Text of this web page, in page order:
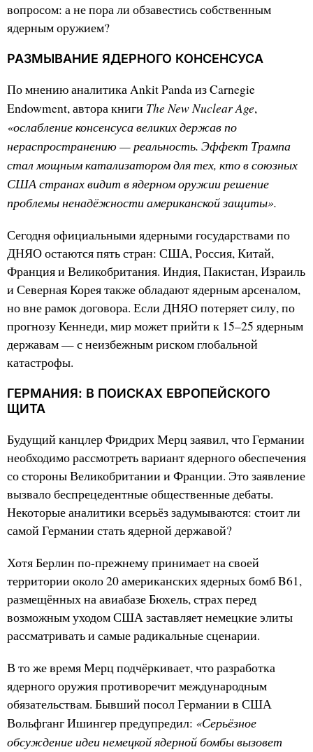
вопросом: а не пора ли обзавестись собственным
ядерным оружием?
РАЗМЫВАНИЕ ЯДЕРНОГО КОНСЕНСУСА
По мнению аналитика Ankit Panda из Carnegie
Endowment, автора книги The New Nuclear Age,
«ослабление консенсуса великих держав по
нераспространению — реальность. Эффект Трампа
стал мощным катализатором для тех, кто в союзных
США странах видит в ядерном оружии решение
проблемы ненадёжности американской защиты».
Сегодня официальными ядерными государствами по
ДНЯО остаются пять стран: США, Россия, Китай,
Франция и Великобритания. Индия, Пакистан, Израиль
и Северная Корея также обладают ядерным арсеналом,
но вне рамок договора. Если ДНЯО потеряет силу, по
прогнозу Кеннеди, мир может прийти к 15–25 ядерным
державам — с неизбежным риском глобальной
катастрофы.
ГЕРМАНИЯ: В ПОИСКАХ ЕВРОПЕЙСКОГО
ЩИТА
Будущий канцлер Фридрих Мерц заявил, что Германии
необходимо рассмотреть вариант ядерного обеспечения
со стороны Великобритании и Франции. Это заявление
вызвало беспрецедентные общественные дебаты.
Некоторые аналитики всерьёз задумываются: стоит ли
самой Германии стать ядерной державой?
Хотя Берлин по-прежнему принимает на своей
территории около 20 американских ядерных бомб B61,
размещённых на авиабазе Бюхель, страх перед
возможным уходом США заставляет немецкие элиты
рассматривать и самые радикальные сценарии.
В то же время Мерц подчёркивает, что разработка
ядерного оружия противоречит международным
обязательствам. Бывший посол Германии в США
Вольфганг Ишингер предупредил: «Серьёзное
обсуждение идеи немецкой ядерной бомбы вызовет